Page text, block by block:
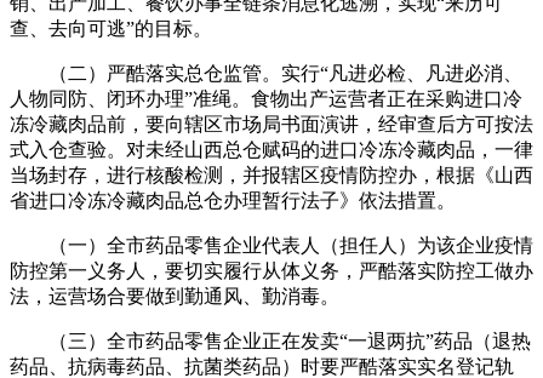
查、去向可逃”的目标。
（二）严酷落实总仓监管。实行“凡进必检、凡进必消、
人物同防、闭环办理”准绳。食物出产运营者正在采购进口冷
冻冷藏肉品前，要向辖区市场局书面演讲，经审查后方可按法
式入仓查验。对未经山西总仓赋码的进口冷冻冷藏肉品，一律
当场封存，进行核酸检测，并报辖区疫情防控办，根据《山西
省进口冷冻冷藏肉品总仓办理暂行法子》依法措置。
（一）全市药品零售企业代表人（担任人）为该企业疫情
防控第一义务人，要切实履行从体义务，严酷落实防控工做办
法，运营场合要做到勤通风、勤消毒。
（三）全市药品零售企业正在发卖“一退两抗”药品（退热
药品、抗病毒药品、抗菌类药品）时要严酷落实实名登记轨